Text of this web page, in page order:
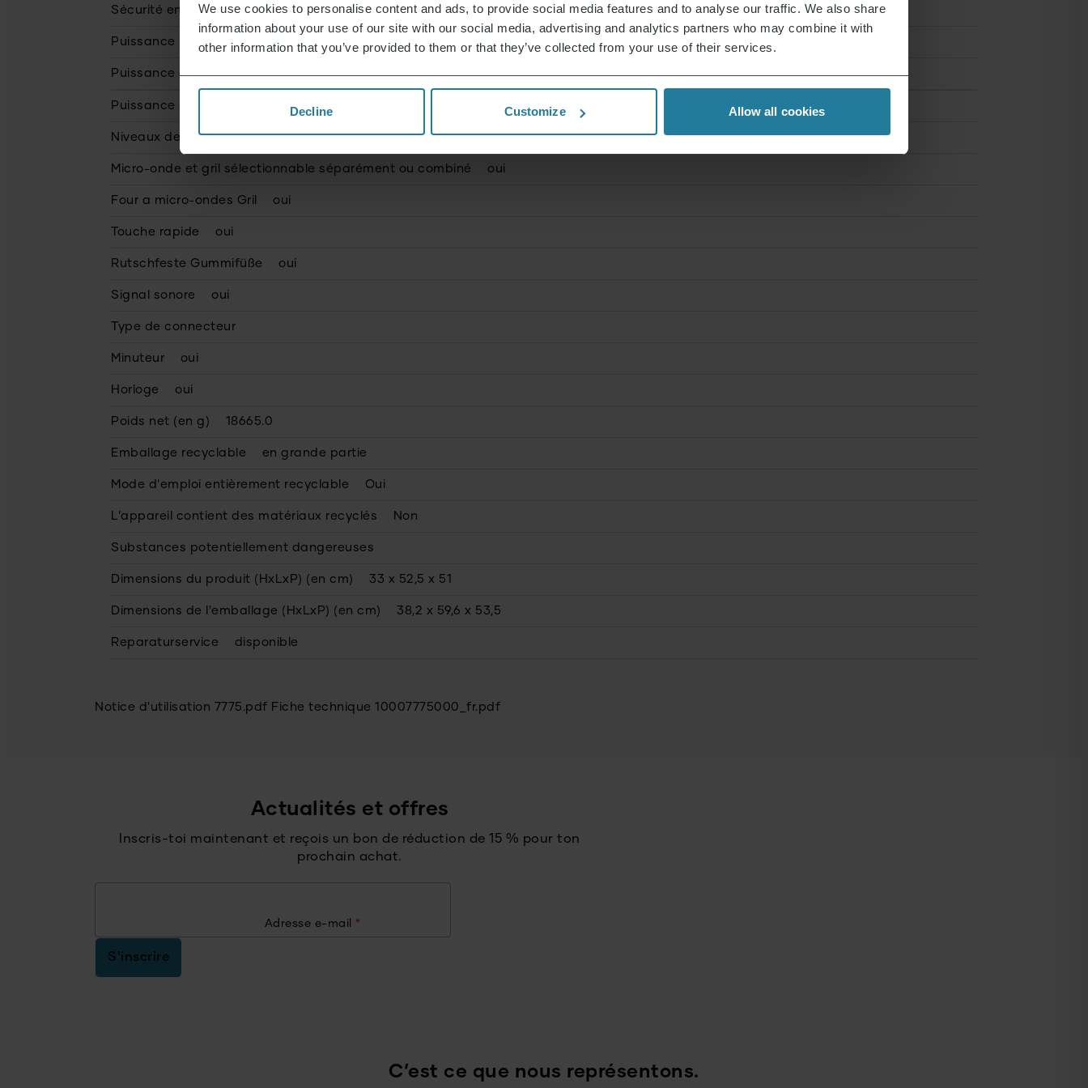
We use cookies to personalise content and ads, to provide social media features and to analyse our traffic. We also share
information about your use of our site with our social media, advertising and analytics partners who may combine it with
other information that you’ve provided to them or that they’ve collected from your use of their services.
Decline Customize Allow all cookies
Sécurité enfant oui
Puissance (en Watt) 900.0
Puissance du gril (en Watt) 1.100
Puissance chaleur tournante (en Watt)
Niveaux de puissance 5
Micro-onde et gril sélectionnable séparément ou combiné oui
Four a micro-ondes Gril oui
Touche rapide oui
Rutschfeste Gummifüße oui
Signal sonore oui
Type de connecteur
Minuteur oui
Horloge oui
Poids net (en g) 18665.0
Emballage recyclable en grande partie
Mode d'emploi entièrement recyclable Oui
L'appareil contient des matériaux recyclés Non
Substances potentiellement dangereuses
Dimensions du produit (HxLxP) (en cm) 33 x 52,5 x 51
Dimensions de l'emballage (HxLxP) (en cm) 38,2 x 59,6 x 53,5
Reparaturservice disponible
Notice d'utilisation 7775.pdf Fiche technique 10007775000_fr.pdf
Actualités et offres
Inscris-toi maintenant et reçois un bon de réduction de 15 % pour ton
prochain achat.
Adresse e-mail *
S'inscrire
C’est ce que nous représentons.